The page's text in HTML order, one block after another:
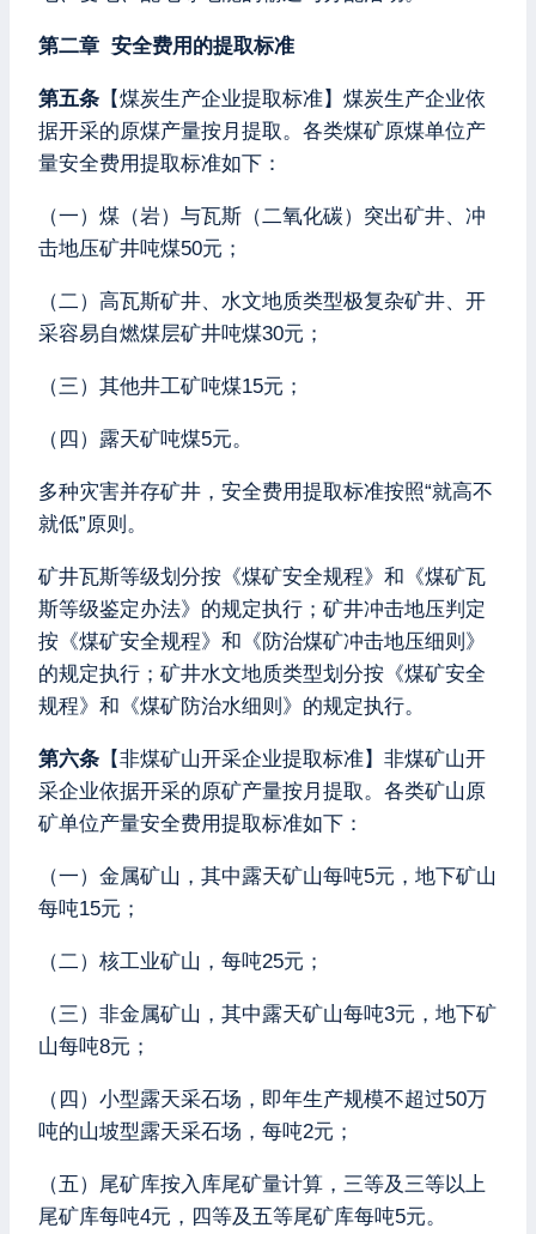
第二章 安全费用的提取标准
第五条 【煤炭生产企业提取标准】煤炭生产企业依
据开采的原煤产量按月提取。各类煤矿原煤单位产
量安全费用提取标准如下：
（一）煤（岩）与瓦斯（二氧化碳）突出矿井、冲
击地压矿井吨煤50元；
（二）高瓦斯矿井、水文地质类型极复杂矿井、开
采容易自燃煤层矿井吨煤30元；
（三）其他井工矿吨煤15元；
（四）露天矿吨煤5元。
多种灾害并存矿井，安全费用提取标准按照“就高不
就低”原则。
矿井瓦斯等级划分按《煤矿安全规程》和《煤矿瓦
斯等级鉴定办法》的规定执行；矿井冲击地压判定
按《煤矿安全规程》和《防治煤矿冲击地压细则》
的规定执行；矿井水文地质类型划分按《煤矿安全
规程》和《煤矿防治水细则》的规定执行。
第六条 【非煤矿山开采企业提取标准】非煤矿山开
采企业依据开采的原矿产量按月提取。各类矿山原
矿单位产量安全费用提取标准如下：
（一）金属矿山，其中露天矿山每吨5元，地下矿山
每吨15元；
（二）核工业矿山，每吨25元；
（三）非金属矿山，其中露天矿山每吨3元，地下矿
山每吨8元；
（四）小型露天采石场，即年生产规模不超过50万
吨的山坡型露天采石场，每吨2元；
（五）尾矿库按入库尾矿量计算，三等及三等以上
尾矿库每吨4元，四等及五等尾矿库每吨5元。